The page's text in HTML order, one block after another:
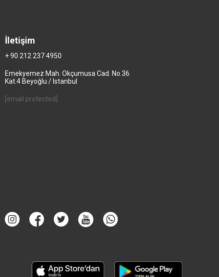
İletişim
+ 90 212 237 4950
Emekyemez Mah. Okçumusa Cad. No.36
Kat.4 Beyoğlu / Istanbul
[email protected]